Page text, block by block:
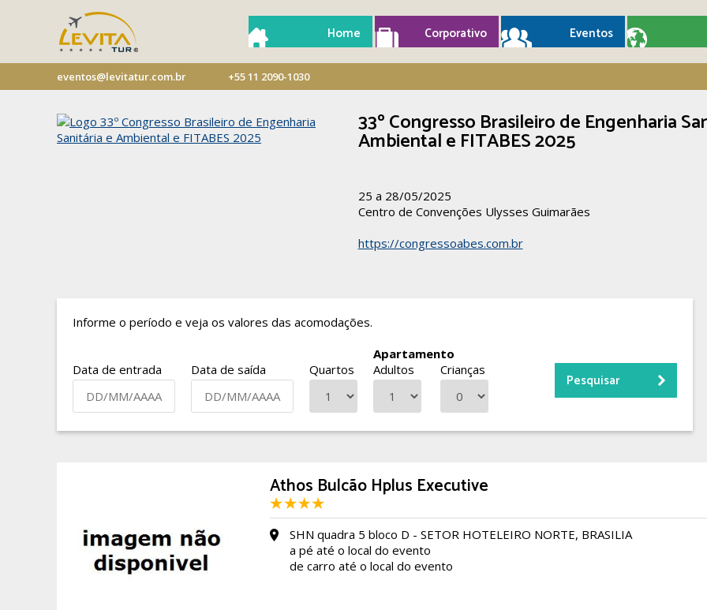
Home Corporativo Eventos
eventos@levitatur.com.br +55 11 2090-1030
33º Congresso Brasileiro de Engenharia
Ambiental e FITABES 2025
25 a 28/05/2025
Centro de Convenções Ulysses Guimarães
https://congressoabes.com.br
Informe o período e veja os valores das acomodações.
Data de entrada Data de saída Quartos
Apartamento
Adultos
Crianças
Athos Bulcão Hplus Executive
SHN quadra 5 bloco D - SETOR HOTELEIRO NORTE, BRASILIA
a pé até o local do evento
de carro até o local do evento